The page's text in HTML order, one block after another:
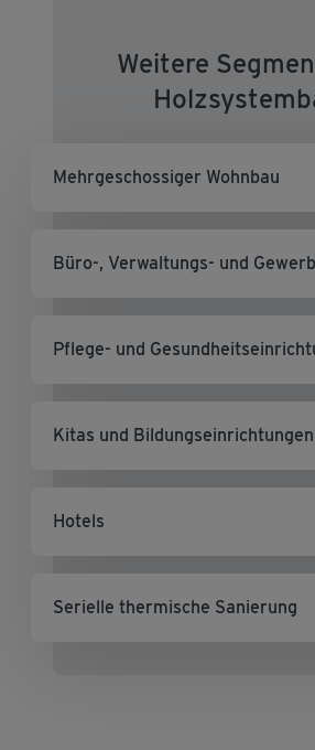
Weitere
Mehrgeschossiger Wohnbau
Büro-, Verwaltungs- und
Pflege- und
Kitas und Bildungseinrichtungen
Hotels
Serielle thermische Sanierung